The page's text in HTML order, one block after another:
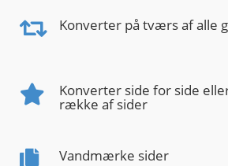
Konverter på tværs af alle
Konverter side for side
række af sider
Vandmærke sider